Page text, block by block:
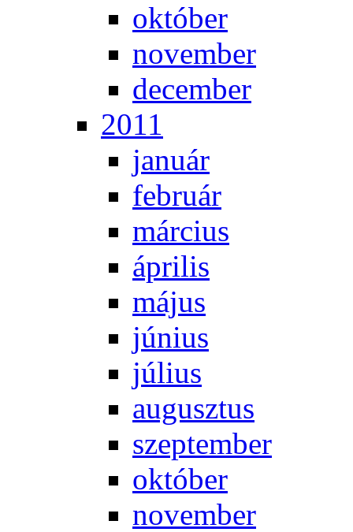
ok­tó­ber
no­vem­ber
de­cem­ber
2011
ja­nu­ár
feb­ru­ár
már­ci­us
áp­ri­lis
má­jus
jú­ni­us
jú­li­us
au­gusz­tus
szep­tem­ber
ok­tó­ber
no­vem­ber